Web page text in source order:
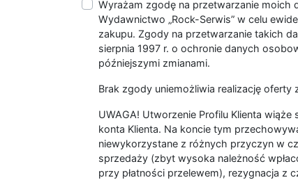
Wyrażam zgodę na przetwarzanie moich
Wydawnictwo „Rock-Serwis” w celu
zakupu. Zgody na przetwarzanie takich
sierpnia 1997 r. o ochronie danych
późniejszymi zmianami.
Brak zgody uniemożliwia realizację oferty
UWAGA! Utworzenie Profilu Klienta wiąże
konta Klienta. Na koncie tym
niewykorzystane z różnych przyczyn w
sprzedaży (zbyt wysoka należność
przy płatności przelewem), rezygnacja z